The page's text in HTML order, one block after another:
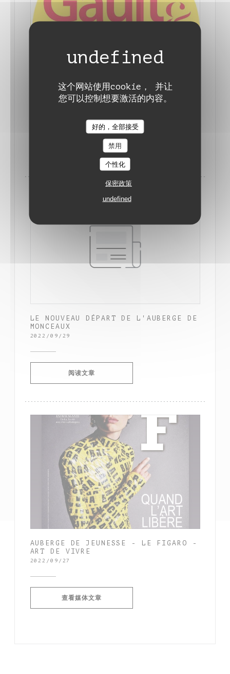
这个网站使用cookie， 并让
您可以控制想要激活的内容。
好的，全部接受
禁用
个性化
保密政策
undefined
L'AVIS DU GAULT ET MILLAU
((在新窗口中打开))
LE NOUVEAU DÉPART DE L'AUBERGE DE
MONCEAUX
2022/09/29
阅读文章((在新窗口中打开))
AUBERGE DE JEUNESSE - LE FIGARO -
ART DE VIVRE
2022/09/27
查看媒体文章((在新窗口中打开))
Auberge de Monceaux